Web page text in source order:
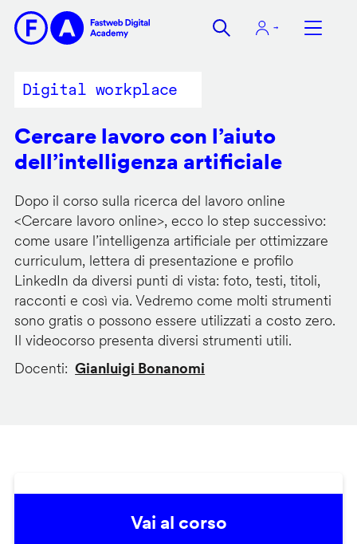
contenuto
Digital workplace
Cercare lavoro con l’aiuto
dell’intelligenza artificiale
Dopo il corso sulla ricerca del lavoro online
<Cercare lavoro online>, ecco lo step successivo:
come usare l’intelligenza artificiale per ottimizzare
curriculum, lettera di presentazione e profilo
LinkedIn da diversi punti di vista: foto, testi, titoli,
racconti e così via. Vedremo come molti strumenti
sono gratis o possono essere utilizzati a costo zero.
Il videocorso presenta diversi strumenti utili.
Docenti
Gianluigi Bonanomi
Vai al corso